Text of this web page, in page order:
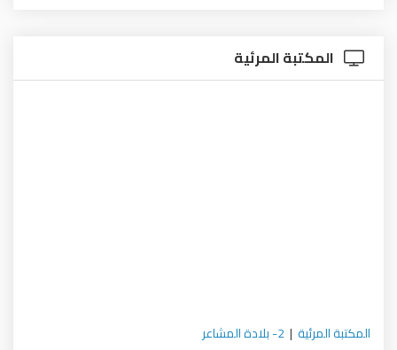
المكتبة المرئية
المكتبة المرئية | 2- بلادة المشاعر